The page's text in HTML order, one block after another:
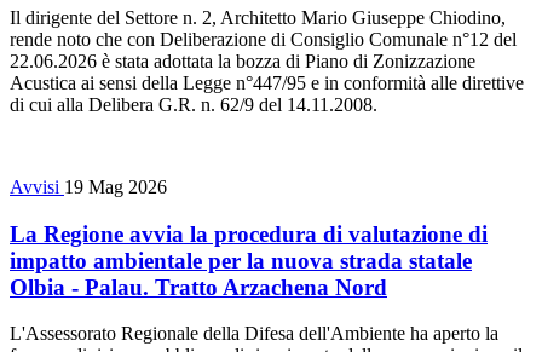
Il dirigente del Settore n. 2, Architetto Mario Giuseppe Chiodino,
rende noto che con Deliberazione di Consiglio Comunale n°12 del
22.06.2026 è stata adottata la bozza di Piano di Zonizzazione
Acustica ai sensi della Legge n°447/95 e in conformità alle direttive
di cui alla Delibera G.R. n. 62/9 del 14.11.2008.
Avvisi 19 Mag 2026
La Regione avvia la procedura di valutazione di
impatto ambientale per la nuova strada statale
Olbia - Palau. Tratto Arzachena Nord
L'Assessorato Regionale della Difesa dell'Ambiente ha aperto la